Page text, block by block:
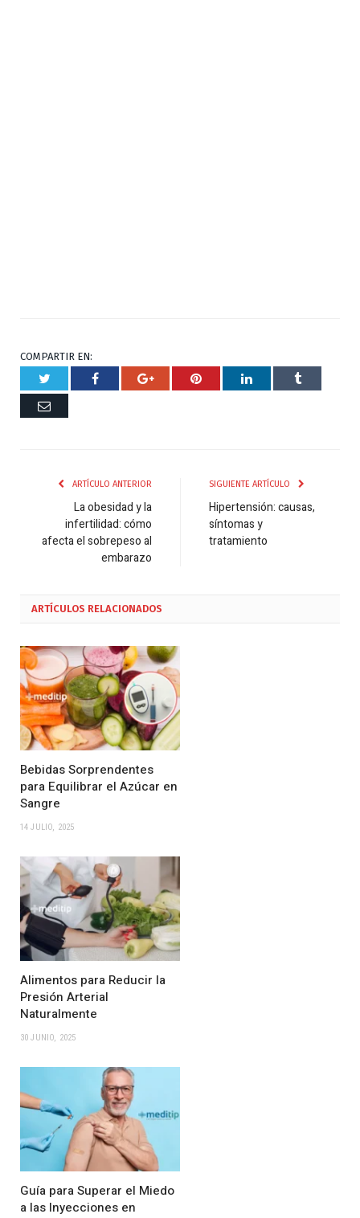
COMPARTIR EN:
Twitter Facebook Google+ Pinterest RespuestaTumblr
Correo
ARTÍCULO ANTERIOR
La obesidad y la
infertilidad: cómo
afecta el sobrepeso al
embarazo
SIGUIENTE ARTÍCULO
Hipertensión: causas,
síntomas y
tratamiento
ARTÍCULOS RELACIONADOS
Bebidas Sorprendentes
para Equilibrar el Azúcar en
Sangre
14 JULIO, 2025
Alimentos para Reducir la
Presión Arterial
Naturalmente
30 JUNIO, 2025
Guía para Superar el Miedo
a las Inyecciones en